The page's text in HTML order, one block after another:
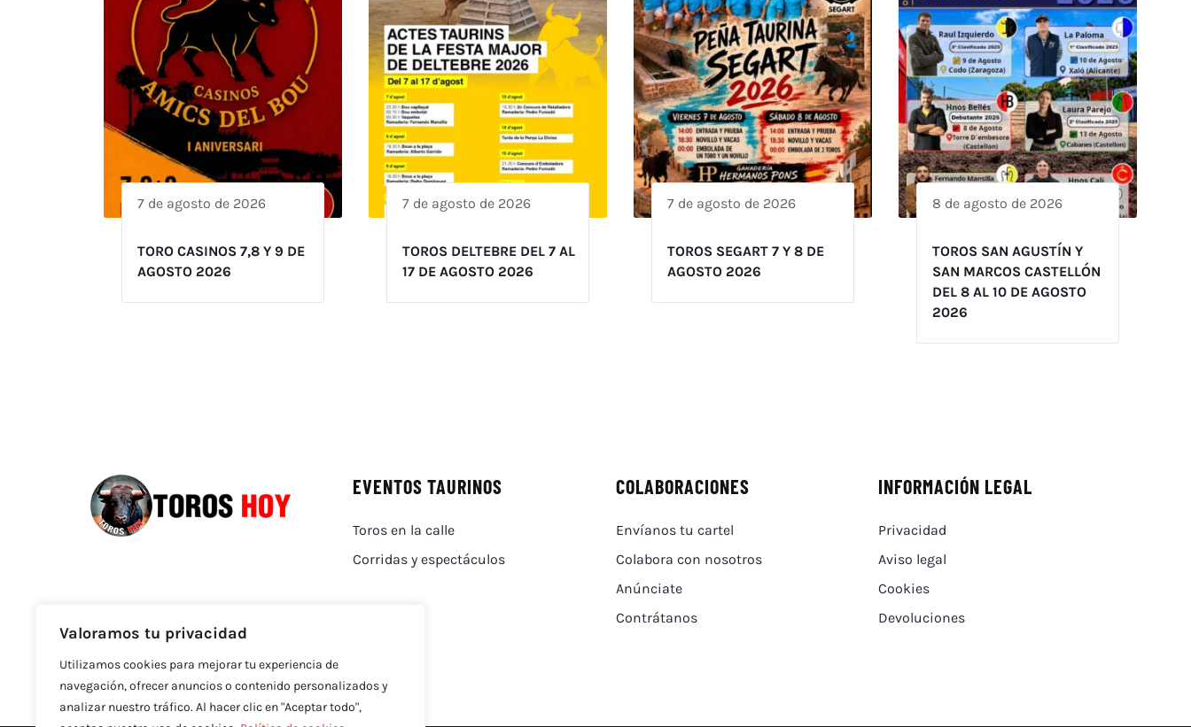
Valoramos tu privacidad
Utilizamos cookies para mejorar tu experiencia de
navegación, ofrecer anuncios o contenido personalizados y
analizar nuestro tráfico. Al hacer clic en "Aceptar todo",
7 de agosto de 2026
TORO CASINOS 7,8 Y 9 DE
AGOSTO 2026
7 de agosto de 2026
TOROS DELTEBRE DEL 7 AL
17 DE AGOSTO 2026
7 de agosto de 2026
TOROS SEGART 7 Y 8 DE
AGOSTO 2026
8 de agosto de 2026
TOROS SAN AGUSTÍN Y
SAN MARCOS CASTELLÓN
DEL 8 AL 10 DE AGOSTO
2026
EVENTOS TAURINOS
Toros en la calle
Corridas y espectáculos
COLABORACIONES
Envíanos tu cartel
Colabora con nosotros
Anúnciate
Contrátanos
INFORMACIÓN LEGAL
Privacidad
Aviso legal
Cookies
Devoluciones